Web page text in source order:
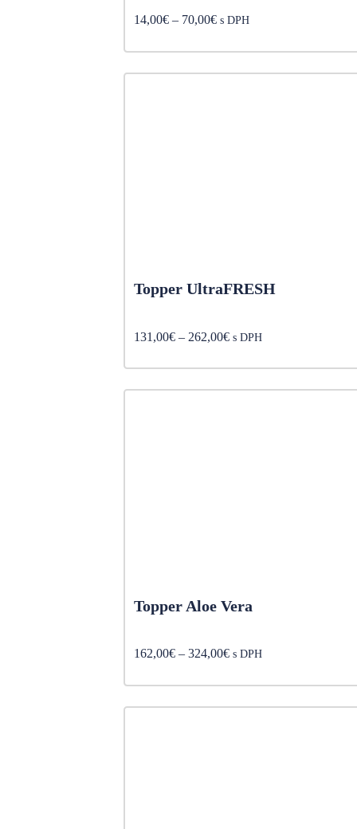
14,00€ – 70,00€Price
14,00€
through
s DPH
Topper UltraFRESH
131,00€ – 262,00€Price
131,00€
through
s DPH
Topper Aloe Vera
162,00€ – 324,00€Price
162,00€
through
s DPH